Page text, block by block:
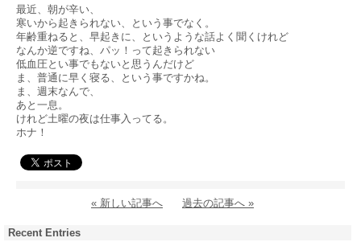
最近、朝が辛い、
寒いから起きられない、という事でなく。
年齢重ねると、早起きに、というような話よく聞くけれど
なんか逆ですね、パッ！って起きられない
低血圧とい事でもないと思うんだけど
ま、普通に早く寝る、という事ですかね。
ま、週末なんで、
あと一息。
けれど土曜の夜は仕事入ってる。
ホナ！
« 新しい記事へ 過去の記事へ »
Recent Entries